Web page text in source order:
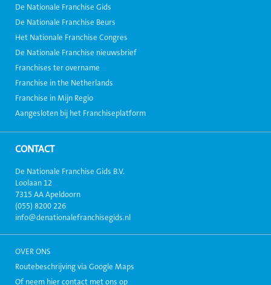
De Nationale Franchise Gids
De Nationale Franchise Beurs
Het Nationale Franchise Congres
De Nationale Franchise nieuwsbrief
Franchises ter overname
Franchise in the Netherlands
Franchise in Mijn Regio
Aangesloten bij het Franchiseplatform
CONTACT
De Nationale Franchise Gids B.V.
Loolaan 12
7315 AA Apeldoorn
(055) 8200 226
info@denationalefranchisegids.nl
OVER ONS
Routebeschrijving via Google Maps
Of neem hier contact met ons op